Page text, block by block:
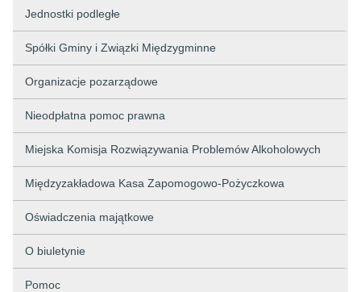
Jednostki podległe
Spółki Gminy i Związki Międzygminne
Organizacje pozarządowe
Nieodpłatna pomoc prawna
Miejska Komisja Rozwiązywania Problemów Alkoholowych
Międzyzakładowa Kasa Zapomogowo-Pożyczkowa
Oświadczenia majątkowe
O biuletynie
Pomoc